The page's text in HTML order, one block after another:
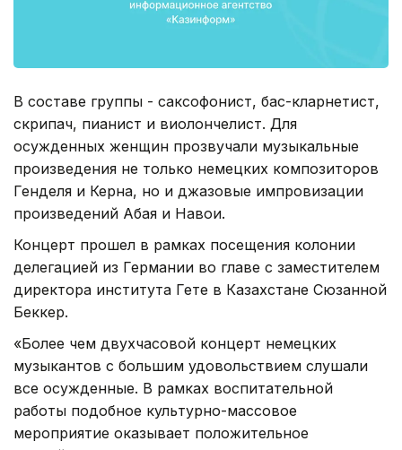
В составе группы - саксофонист, бас-кларнетист,
скрипач, пианист и виолончелист. Для
осужденных женщин прозвучали музыкальные
произведения не только немецких композиторов
Генделя и Керна, но и джазовые импровизации
произведений Абая и Навои.
Концерт прошел в рамках посещения колонии
делегацией из Германии во главе с заместителем
директора института Гете в Казахстане Сюзанной
Беккер.
«Более чем двухчасовой концерт немецких
музыкантов с большим удовольствием слушали
все осужденные. В рамках воспитательной
работы подобное культурно-массовое
мероприятие оказывает положительное